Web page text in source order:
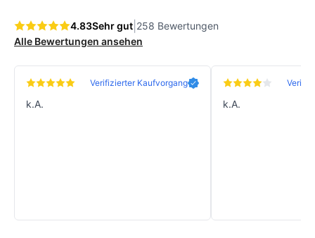
4.83Sehr gut 258 Bewertungen
Alle Bewertungen ansehen
Verifizierter Kaufvorgang
k.A. k.A.